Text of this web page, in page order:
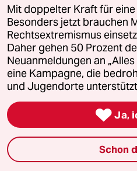
taz FUTURZWEI im Abo
Endlich mal ein
taz FUTURZWEI ist unser
Zukunft. Das Abo bietet
nur 38 Euro. Zudem
Luisa Neubauers neuestem
Jedes Quartal neu in
Nur 38 Euro im Jahr
Als Prämie Luisa
Mit doppelter Kraft für
Besonders jetzt brauchen
Rechtsextremismus
Daher gehen 50 Prozent
Neuanmeldungen an
eine Kampagne, die
und Jugendorte
 Ja,
Schon